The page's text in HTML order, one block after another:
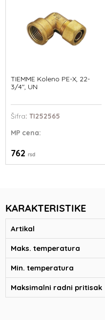
TIEMME Koleno PE-X, 22-
3/4", UN
Šifra: TI252565
MP cena:
762rsd
KARAKTERISTIKE
Artikal
Maks. temperatura
Min. temperatura
Maksimalni radni pritisak